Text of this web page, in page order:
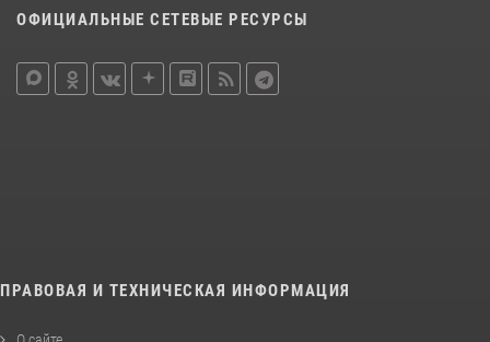
ОФИЦИАЛЬНЫЕ СЕТЕВЫЕ РЕСУРСЫ
ПРАВОВАЯ И ТЕХНИЧЕСКАЯ ИНФОРМАЦИЯ